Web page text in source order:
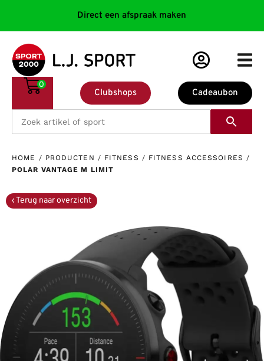
Direct een afspraak maken
Cadeaubon
Clubshops
0
HOME / PRODUCTEN / FITNESS / FITNESS ACCESSOIRES /
POLAR VANTAGE M LIMIT